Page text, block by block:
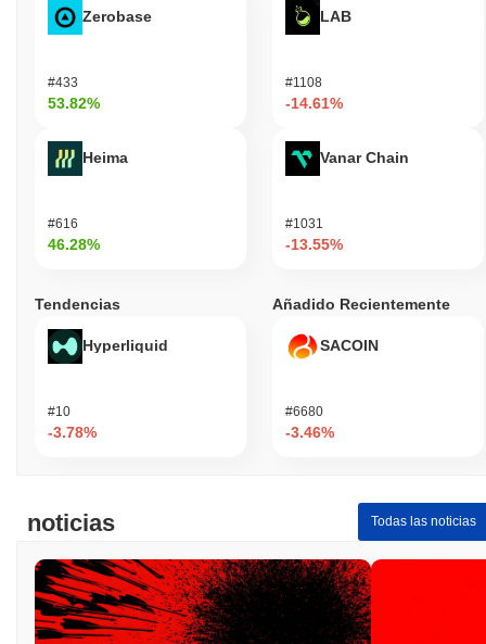
Zerobase
#433
53.82%
Heima
#616
46.28%
LAB
#1108
-14.61%
Vanar Chain
#1031
-13.55%
Tendencias
Hyperliquid
#10
-3.78%
Añadido Recientemente
SACOIN
#6680
-3.46%
noticias Todas las noticias